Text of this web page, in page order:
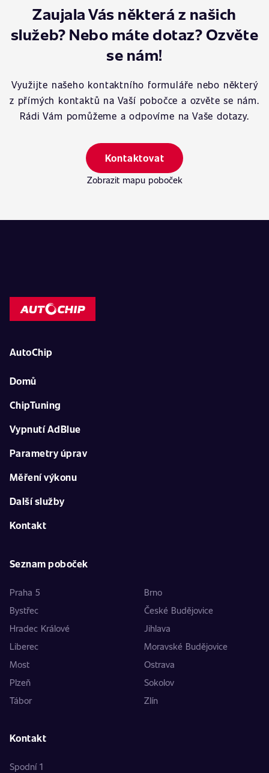
Zaujala Vás některá z našich
služeb? Nebo máte dotaz? Ozvěte
se nám!
Využijte našeho kontaktního formuláře nebo některý
z přímých kontaktů na Vaší pobočce a ozvěte se nám.
Rádi Vám pomůžeme a odpovíme na Vaše dotazy.
Kontaktovat
Zobrazit mapu poboček
AutoChip
Domů
ChipTuning
Vypnutí AdBlue
Parametry úprav
Měření výkonu
Další služby
Kontakt
Seznam poboček
Praha 5
Brno
Bystřec
České Budějovice
Hradec Králové
Jihlava
Liberec
Moravské Budějovice
Most
Ostrava
Plzeň
Sokolov
Tábor
Zlín
Kontakt
Spodní 1